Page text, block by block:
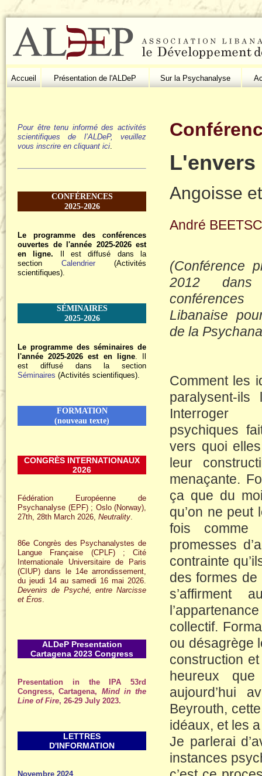
Accueil Présentation de l'ALDeP Sur la Psychanalyse
Pour être tenu informé des activités
scientifiques de l’ALDeP, veuillez
vous inscrire en cliquant ici.
CONFÉRENCES
2025-2026
Le programme des conférences
ouvertes de l'année 2025-2026 est
en ligne. Il est diffusé dans la
section Calendrier(Activités
scientifiques).
SÉMINAIRES
2025-2026
Le programme des séminaires de
l'année 2025-2026 est en ligne. Il
est diffusé dans la section
Séminaires (Activités scientifiques).
FORMATION
(nouveau texte)
CONGRÈS INTERNATIONAUX
2026
Fédération Européenne de
Psychanalyse (EPF) ; Oslo (Norway),
27th, 28th March 2026, Neutrality
86e Congrès des Psychanalystes de
Langue Française (CPLF) ; Cité
Internationale Universitaire de Paris
(CIUP) dans le 14e arrondissement,
du jeudi 14 au samedi 16 mai 2026.
Devenirs de Psyché, entre Narcisse
et Éros
ALDeP Presentation
Cartagena 2023 Congress
Presentation in the IPA 53rd
Congress, Cartagena, Mind in the
Line of Fire, 26-29 July 2023.
LETTRES
D'INFORMATION
Novembre 2024
L'envers
Angoisse
André
(Conférence
2012
Libanaise
de la
Comment les
paralysent-
Interroger
psychiques
vers quoi
leur
menaçante.
ça que du
qu’on ne
fois comme
promesses
contrainte
des formes
s’affirment
collectif.
ou désagrège
construction
heureux
aujourd’hui
Beyrouth,
idéaux, et les
Je parlerai
instances